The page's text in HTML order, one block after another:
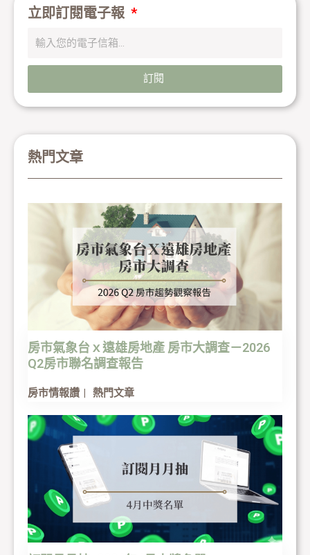
立即訂閱電子報
訂閱
熱門文章
房市氣象台ｘ遠雄房地產 房市大調查－2026
Q2房市聯名調查報告
房市情報讚 熱門文章